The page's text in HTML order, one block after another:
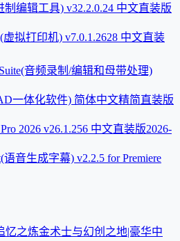
制编辑工具) v32.2.0.24 中文直装版
虚拟打印机) v7.0.1.2628 中文直装
音频录制/编辑和母带处理)
一体化软件) 简体中文精简直装版
2026 v26.1.256 中文直装版2026-
语音生成字幕) v2.2.5 for Premiere
忆之炼金术士与幻创之地|豪华中